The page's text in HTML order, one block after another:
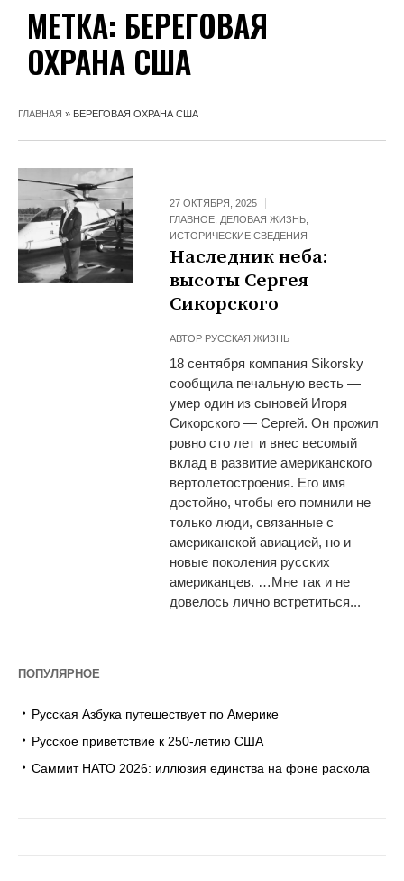
МЕТКА: БЕРЕГОВАЯ
ОХРАНА США
ГЛАВНАЯ » БЕРЕГОВАЯ ОХРАНА США
27 ОКТЯБРЯ, 2025
ГЛАВНОЕ ДЕЛОВАЯ ЖИЗНЬ
ИСТОРИЧЕСКИЕ СВЕДЕНИЯ
Наследник неба:
высоты Сергея
Сикорского
АВТОР РУССКАЯ ЖИЗНЬ
18 сентября компания Sikorsky
сообщила печальную весть —
умер один из сыновей Игоря
Сикорского — Сергей. Он прожил
ровно сто лет и внес весомый
вклад в развитие американского
вертолетостроения. Его имя
достойно, чтобы его помнили не
только люди, связанные с
американской авиацией, но и
новые поколения русских
американцев. …Мне так и не
довелось лично встретиться...
ПОПУЛЯРНОЕ
Русская Азбука путешествует по Америке
Русское приветствие к 250-летию США
Саммит НАТО 2026: иллюзия единства на фоне раскола